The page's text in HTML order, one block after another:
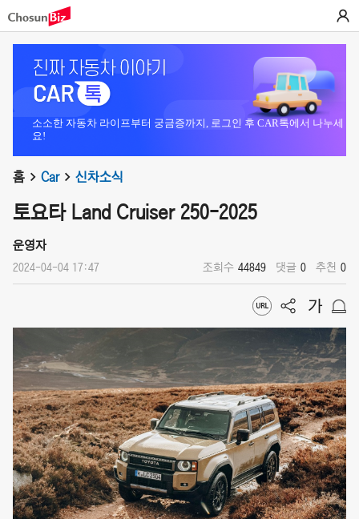
소소한 자동차 라이프부터 궁금증까지, 로그인 후 CAR톡에서 나누세
요!
홈 Car 신차소식
토요타 Land Cruiser 250-2025
운영자
2024-04-04 17:47 조회수 44849 댓글 0 추천 0